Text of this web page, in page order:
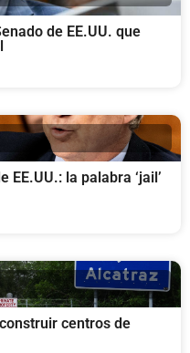
de EE.UU. que
EE.UU.: la palabra ‘jail’
centros de